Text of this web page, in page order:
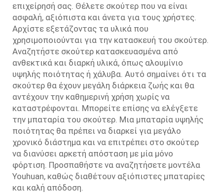
επιχείρησή σας. Θέλετε σκούτερ που να είναι
ασφαλή, αξιόπιστα και άνετα για τους χρήστες.
Αρχίστε εξετάζοντας τα υλικά που
χρησιμοποιούνται για την κατασκευή του σκούτερ.
Αναζητήστε σκούτερ κατασκευασμένα από
ανθεκτικά και διαρκή υλικά, όπως αλουμίνιο
υψηλής ποιότητας ή χάλυβα. Αυτό σημαίνει ότι τα
σκούτερ θα έχουν μεγάλη διάρκεια ζωής και θα
αντέχουν την καθημερινή χρήση χωρίς να
καταστρέφονται. Μπορείτε επίσης να ελέγξετε
την μπαταρία του σκούτερ. Μια μπαταρία υψηλής
ποιότητας θα πρέπει να διαρκεί για μεγάλο
χρονικό διάστημα και να επιτρέπει στο σκούτερ
να διανύσει αρκετή απόσταση με μία μόνο
φόρτιση. Προσπαθήστε να αναζητήσετε μοντέλα
Youhuan, καθώς διαθέτουν αξιόπιστες μπαταρίες
και καλή απόδοση.